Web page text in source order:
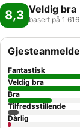
8,3 Veldig bra
basert på 1
Fantastisk
Veldig bra
Bra
Tilfredsstillende
Dårlig